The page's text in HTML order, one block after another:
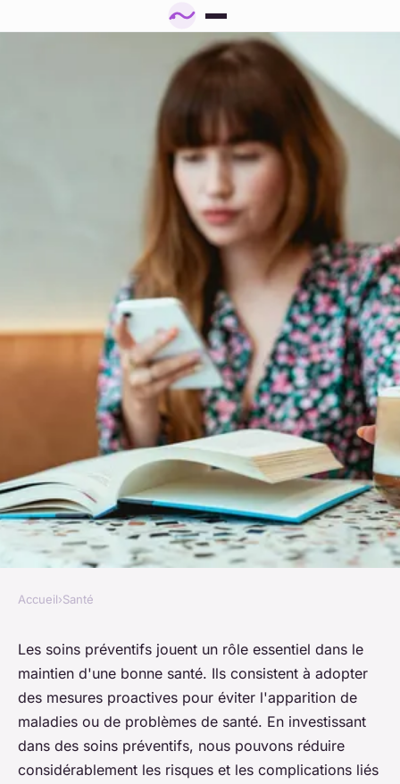
Prévenir Plutôt que Guérir :
L'Importance des Soins
Préventifs pour la Santé
misael•24 novembre 2023•6 min de lecture
Accueil›Santé
Les soins préventifs jouent un rôle essentiel dans le
maintien d'une bonne santé. Ils consistent à adopter
des mesures proactives pour éviter l'apparition de
maladies ou de problèmes de santé. En investissant
dans des soins préventifs, nous pouvons réduire
considérablement les risques et les complications liés